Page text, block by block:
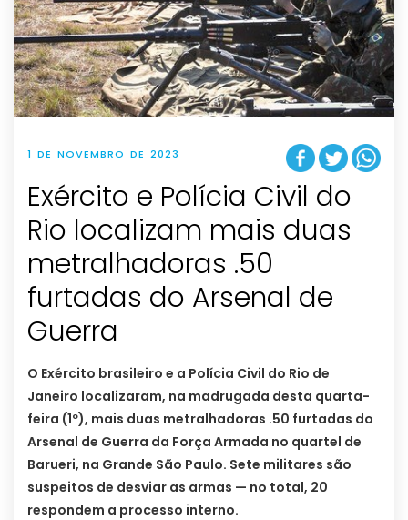
1 DE NOVEMBRO DE 2023
Exército e Polícia Civil do
Rio localizam mais duas
metralhadoras .50
furtadas do Arsenal de
Guerra
O Exército brasileiro e a Polícia Civil do Rio de
Janeiro localizaram, na madrugada desta quarta-
feira (1º), mais duas metralhadoras .50 furtadas do
Arsenal de Guerra da Força Armada no quartel de
Barueri, na Grande São Paulo. Sete militares são
suspeitos de desviar as armas — no total, 20
respondem a processo interno.